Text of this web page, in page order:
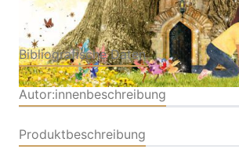
Bibliografische Daten
Autor:innenbeschreibung
Produktbeschreibung